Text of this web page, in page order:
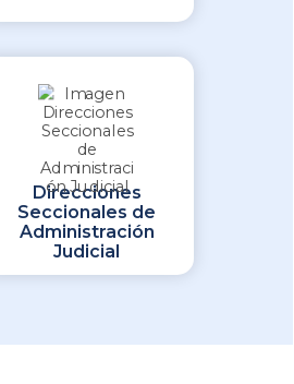
Direcciones
Seccionales de
Administración
Judicial